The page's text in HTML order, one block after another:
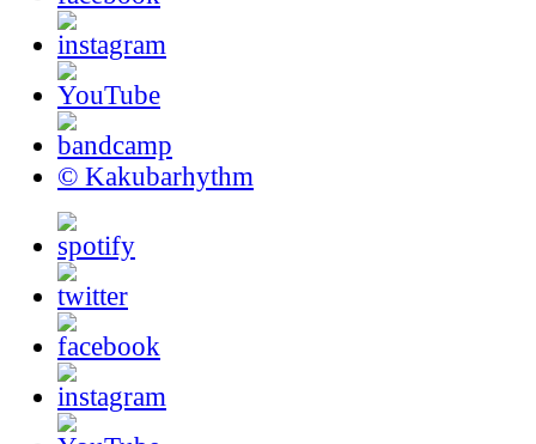
© Kakubarhythm